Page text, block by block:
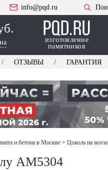
info@pqd.ru
изготовление
памятников
ОТЗЫВЫ ГАРАНТИЯ
и бетона в Москве > Цоколь на
AM5304